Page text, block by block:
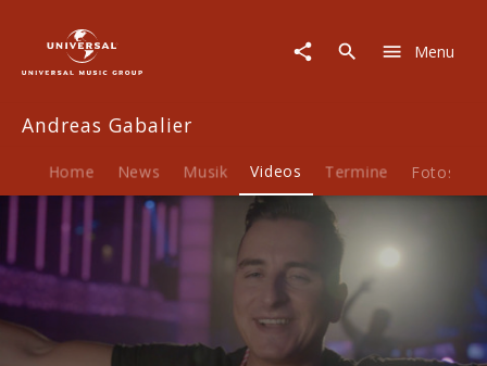
Video
Hulapalu
Menu
Andreas Gabalier
Home News Musik Videos Termine Fotos
Play